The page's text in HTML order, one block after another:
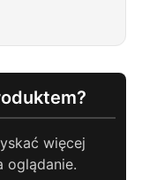
więcej
oglądanie.